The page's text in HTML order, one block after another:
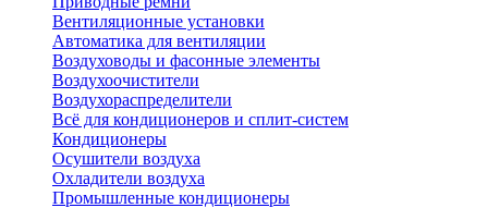
Вентиляционные установки
Автоматика для вентиляции
Воздуховоды и фасонные элементы
Воздухоочистители
Воздухораспределители
Всё для кондиционеров и сплит-систем
Кондиционеры
Осушители воздуха
Охладители воздуха
Промышленные кондиционеры